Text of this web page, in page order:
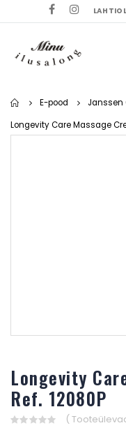
Home
E-pood Janssen
Longevity Care Massage
Longevity
Ref. 12080P
(